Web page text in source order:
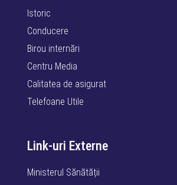
Istoric
Conducere
Birou internări
Centru Media
Calitatea de asigurat
Telefoane Utile
Link-uri Externe
Ministerul Sănătății